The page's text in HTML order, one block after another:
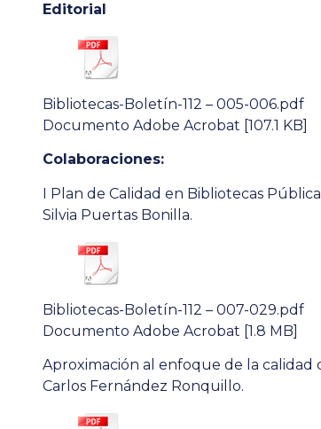
Editorial
Bibliotecas-Boletín-112 – 005-006.pdf
Documento Adobe Acrobat [107.1 KB]
Colaboraciones:
I Plan de Calidad en Bibliotecas
Silvia Puertas Bonilla.
Bibliotecas-Boletín-112 – 007-029.pdf
Documento Adobe Acrobat [1.8 MB]
Aproximación al enfoque de la calidad
Carlos Fernández Ronquillo.